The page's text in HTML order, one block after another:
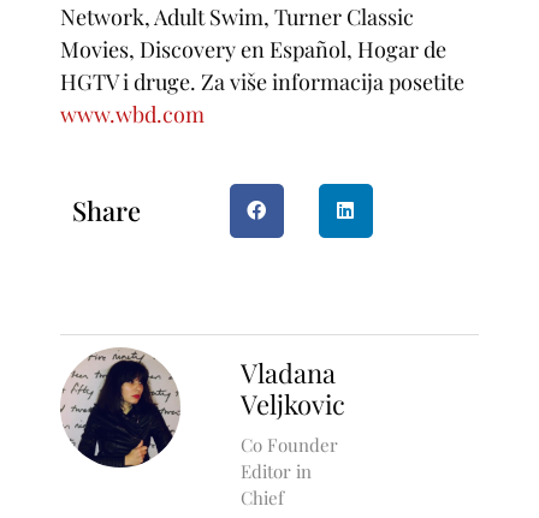
Network, Adult Swim, Turner Classic
Movies, Discovery en Español, Hogar de
HGTV i druge. Za više informacija posetite
www.wbd.com
Share
Vladana
Veljkovic
Co Founder
Editor in
Chief